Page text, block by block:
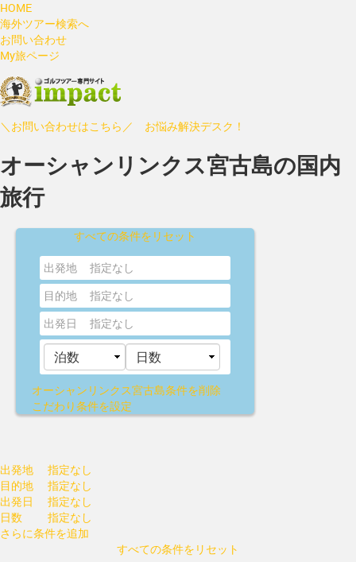
HOME
海外ツアー検索へ
お問い合わせ
My旅ページ
＼お問い合わせはこちら／ お悩み解決デスク！
オーシャンリンクス宮古島の国内
旅行
すべての条件をリセット
出発地
指定なし
目的地
指定なし
出発日
指定なし
オーシャンリンクス宮古島条件を削除
こだわり条件を設定
出発地
指定なし
目的地
指定なし
出発日
指定なし
日数
指定なし
さらに条件を追加
すべての条件をリセット